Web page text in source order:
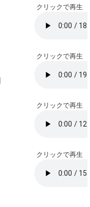
クリックで再生
クリックで再生
クリックで再生
クリックで再生